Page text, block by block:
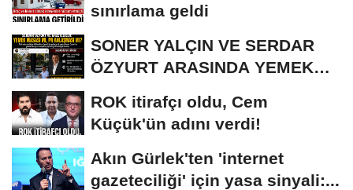
sınırlama geldi
SONER YALÇIN VE SERDAR
ÖZYURT ARASINDA YEMEK
ROK itirafçı oldu, Cem
Küçük'ün adını verdi!
Akın Gürlek'ten 'internet
gazeteciliği' için yasa sinyali:...